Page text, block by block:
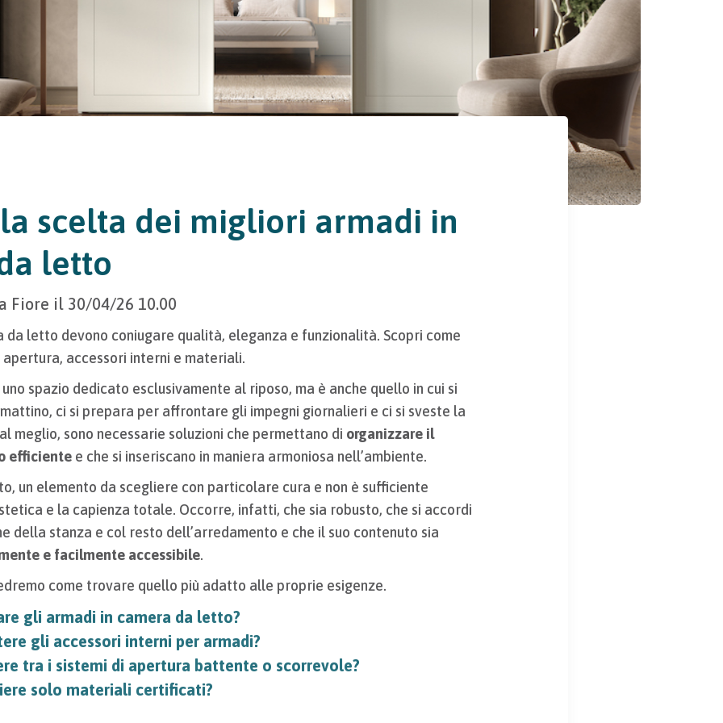
scelta dei migliori armadi in
letto
Fiore il 30/04/26 10.00
da letto devono coniugare qualità, eleganza e funzionalità. Scopri come
accessori interni e materiali.
spazio dedicato esclusivamente al riposo, ma è anche quello in cui si
ci si prepara per affrontare gli impegni giornalieri e ci si sveste la
meglio, sono necessarie soluzioni che permettano di organizzare il
efficiente e che si inseriscano in maniera armoniosa nell’ambiente.
un elemento da scegliere con particolare cura e non è sufficiente
e la capienza totale. Occorre, infatti, che sia robusto, che si accordi
della stanza e col resto dell’arredamento e che il suo contenuto sia
e facilmente accessibile.
come trovare quello più adatto alle proprie esigenze.
gli armadi in camera da letto?
gli accessori interni per armadi?
tra i sistemi di apertura battente o scorrevole?
solo materiali certificati?